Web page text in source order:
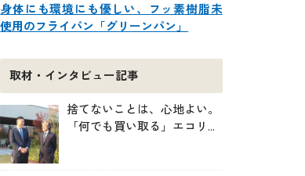
身体にも環境にも優しい、フッ素樹脂未
使用のフライパン「グリーンパン」
取材・インタビュー記事
捨てないことは、心地よい。
「何でも買い取る」エコリン